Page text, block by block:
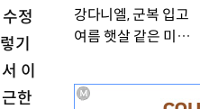
정
기
이
한
강다니엘, 군복 입고
여름 햇살 같은 미소